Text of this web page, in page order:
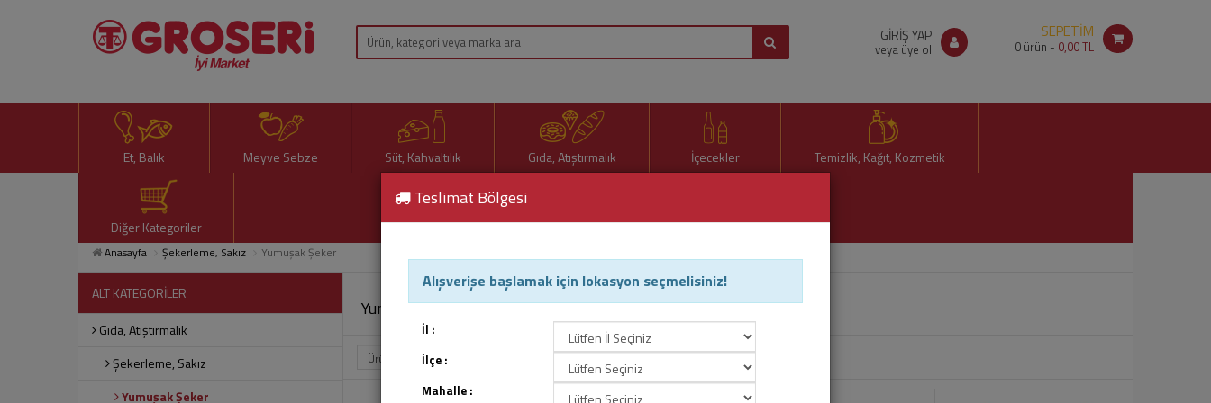
GİRİŞ YAP
veya üye ol
SEPETİM
0 ürün - 0,00 TL
Et, Balık Meyve Sebze Süt, Kahvaltılık Gıda, Atıştırmalık İçecekler Temizlik, Kağıt, Kozmetik
Diğer Kategoriler
Anasayfa Şekerleme, Sakız Yumuşak Şeker
ALT KATEGORİLER
Gıda, Atıştırmalık
Şekerleme, Sakız
Yumuşak Şeker
Yumuşak Şeker
Teslimat Bölgesi
Alışverişe başlamak için lokasyon seçmelisiniz!
İl :
İlçe :
Mahalle :